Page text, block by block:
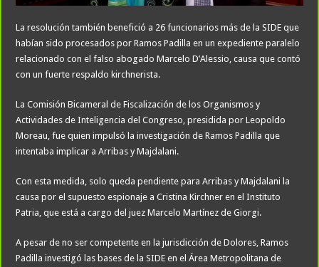
La resolución también benefició a 26 funcionarios más de la SIDE que
habían sido procesados por Ramos Padilla en un expediente paralelo
relacionado con el falso abogado Marcelo D’Alessio, causa que contó
con un fuerte respaldo kirchnerista.
La Comisión Bicameral de Fiscalización de los Organismos y
Actividades de Inteligencia del Congreso, presidida por Leopoldo
Moreau, fue quien impulsó la investigación de Ramos Padilla que
intentaba implicar a Arribas y Majdalani.
Con esta medida, solo queda pendiente para Arribas y Majdalani la
causa por el supuesto espionaje a Cristina Kirchner en el Instituto
Patria, que está a cargo del juez Marcelo Martínez de Giorgi.
A pesar de no ser competente en la jurisdicción de Dolores, Ramos
Padilla investigó las bases de la SIDE en el Área Metropolitana de